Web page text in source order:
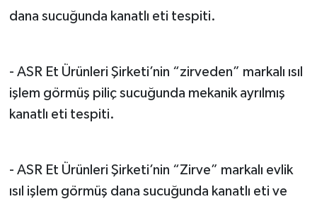
dana sucuğunda kanatlı eti tespiti.
- ASR Et Ürünleri Şirketi’nin “zirveden” markalı ısıl
işlem görmüş piliç sucuğunda mekanik ayrılmış
kanatlı eti tespiti.
- ASR Et Ürünleri Şirketi’nin “Zirve” markalı evlik
ısıl işlem görmüş dana sucuğunda kanatlı eti ve